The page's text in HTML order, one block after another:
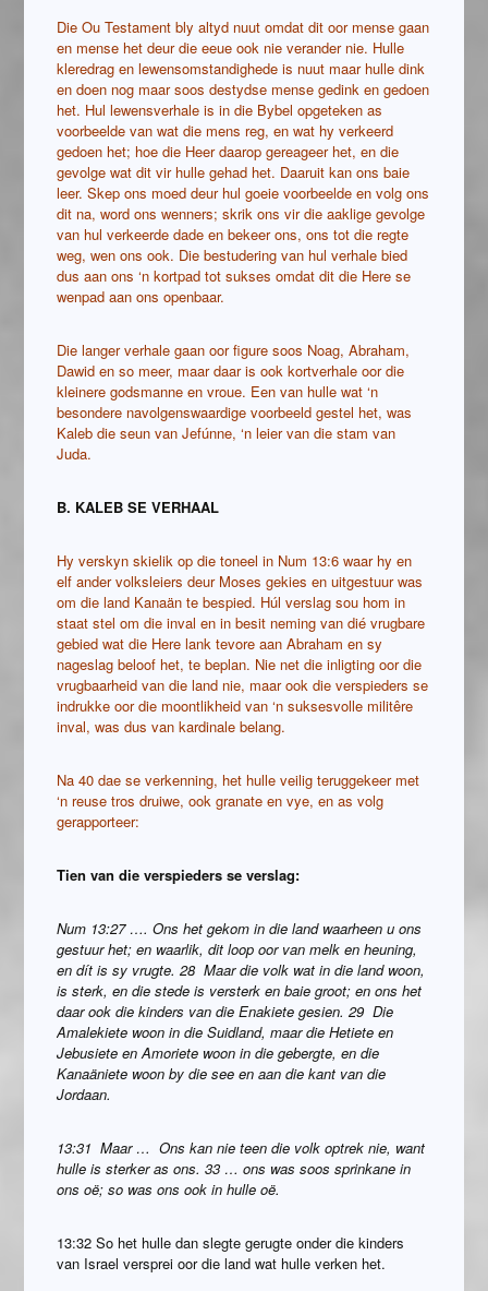
Die Ou Testament bly altyd nuut omdat dit oor mense gaan
en mense het deur die eeue ook nie verander nie. Hulle
kleredrag en lewensomstandighede is nuut maar hulle dink
en doen nog maar soos destydse mense gedink en gedoen
het. Hul lewensverhale is in die Bybel opgeteken as
voorbeelde van wat die mens reg, en wat hy verkeerd
gedoen het; hoe die Heer daarop gereageer het, en die
gevolge wat dit vir hulle gehad het. Daaruit kan ons baie
leer. Skep ons moed deur hul goeie voorbeelde en volg ons
dit na, word ons wenners; skrik ons vir die aaklige gevolge
van hul verkeerde dade en bekeer ons, ons tot die regte
weg, wen ons ook. Die bestudering van hul verhale bied
dus aan ons ‘n kortpad tot sukses omdat dit die Here se
wenpad aan ons openbaar.
Die langer verhale gaan oor figure soos Noag, Abraham,
Dawid en so meer, maar daar is ook kortverhale oor die
kleinere godsmanne en vroue. Een van hulle wat ‘n
besondere navolgenswaardige voorbeeld gestel het, was
Kaleb die seun van Jefúnne, ‘n leier van die stam van
Juda.
B. KALEB SE VERHAAL
Hy verskyn skielik op die toneel in Num 13:6 waar hy en
elf ander volksleiers deur Moses gekies en uitgestuur was
om die land Kanaän te bespied. Húl verslag sou hom in
staat stel om die inval en in besit neming van dié vrugbare
gebied wat die Here lank tevore aan Abraham en sy
nageslag beloof het, te beplan. Nie net die inligting oor die
vrugbaarheid van die land nie, maar ook die verspieders se
indrukke oor die moontlikheid van ‘n suksesvolle militêre
inval, was dus van kardinale belang.
Na 40 dae se verkenning, het hulle veilig teruggekeer met
‘n reuse tros druiwe, ook granate en vye, en as volg
gerapporteer:
Tien van die verspieders se verslag:
Num 13:27 …. Ons het gekom in die land waarheen u ons
gestuur het; en waarlik, dit loop oor van melk en heuning,
en dít is sy vrugte. 28 Maar die volk wat in die land woon,
is sterk, en die stede is versterk en baie groot; en ons het
daar ook die kinders van die Enakiete gesien. 29 Die
Amalekiete woon in die Suidland, maar die Hetiete en
Jebusiete en Amoriete woon in die gebergte, en die
Kanaäniete woon by die see en aan die kant van die
Jordaan.
13:31 Maar … Ons kan nie teen die volk optrek nie, want
hulle is sterker as ons. 33 … ons was soos sprinkane in
ons oë; so was ons ook in hulle oë.
13:32 So het hulle dan slegte gerugte onder die kinders
van Israel versprei oor die land wat hulle verken het.